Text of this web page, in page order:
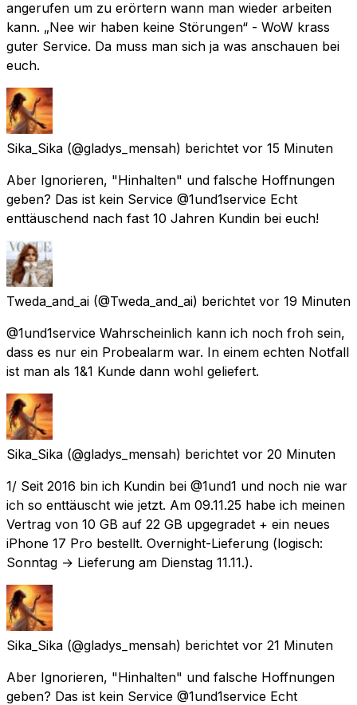
angerufen um zu erörtern wann man wieder arbeiten
kann. „Nee wir haben keine Störungen“ - WoW krass
guter Service. Da muss man sich ja was anschauen bei
euch.
Sika_Sika (@gladys_mensah) berichtet vor 15 Minuten
Aber Ignorieren, "Hinhalten" und falsche Hoffnungen
geben? Das ist kein Service @1und1service Echt
enttäuschend nach fast 10 Jahren Kundin bei euch!
Tweda_and_ai (@Tweda_and_ai) berichtet vor 19 Minuten
@1und1service Wahrscheinlich kann ich noch froh sein,
dass es nur ein Probealarm war. In einem echten Notfall
ist man als 1&1 Kunde dann wohl geliefert.
Sika_Sika (@gladys_mensah) berichtet vor 20 Minuten
1/ Seit 2016 bin ich Kundin bei @1und1 und noch nie war
ich so enttäuscht wie jetzt. Am 09.11.25 habe ich meinen
Vertrag von 10 GB auf 22 GB upgegradet + ein neues
iPhone 17 Pro bestellt. Overnight-Lieferung (logisch:
Sonntag → Lieferung am Dienstag 11.11.).
Sika_Sika (@gladys_mensah) berichtet vor 21 Minuten
Aber Ignorieren, "Hinhalten" und falsche Hoffnungen
geben? Das ist kein Service @1und1service Echt